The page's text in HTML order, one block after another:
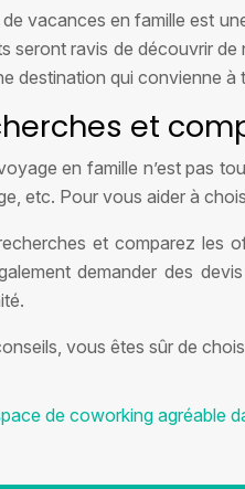
vacances en famille est
seront ravis de découvrir
destination qui convienne
et
en famille n’est pas
etc. Pour vous aider à
et comparez les
demander des
vous êtes sûr de
de coworking agréable